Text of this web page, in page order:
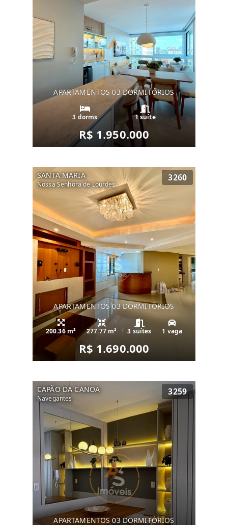
APARTAMENTOS 03 DORMITÓRIOS
3 dorms 1 suíte
R$ 1.950.000
SANTA MARIA
Nossa Senhora de Lourdes
3260
APARTAMENTOS 03 DORMITÓRIOS
200.36 m² 277.77 m² 3 suítes 1 vaga
R$ 1.690.000
CAPÃO DA CANOA
Navegantes
3259
APARTAMENTOS 03 DORMITÓRIOS